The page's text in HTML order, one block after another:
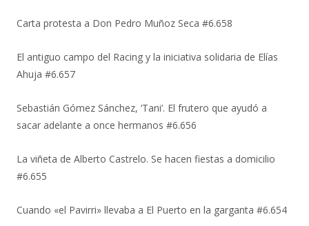
Carta protesta a Don Pedro Muñoz Seca #6.658
El antiguo campo del Racing y la iniciativa solidaria de Elías
Ahuja #6.657
Sebastián Gómez Sánchez, ‘Tani’. El frutero que ayudó a
sacar adelante a once hermanos #6.656
La viñeta de Alberto Castrelo. Se hacen fiestas a domicilio
#6.655
Cuando «el Pavirri» llevaba a El Puerto en la garganta #6.654